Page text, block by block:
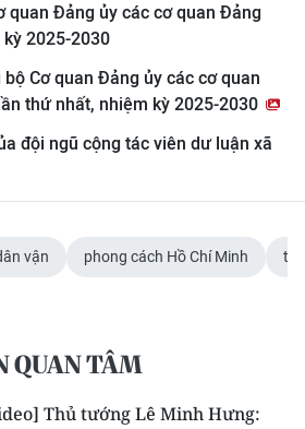
quan Đảng ủy các cơ quan Đảng
2025-2030
Cơ quan Đảng ủy các cơ quan
thứ nhất, nhiệm kỳ 2025-2030
đội ngũ cộng tác viên dư luận xã
vận phong cách Hồ Chí Minh
QUAN TÂM
Thủ tướng Lê Minh Hưng: